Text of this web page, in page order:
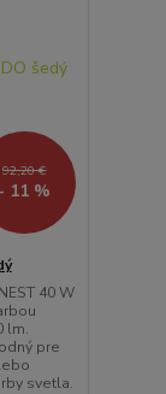
92,20 €
- 11 %
40 W
lm.
pre
svetla.